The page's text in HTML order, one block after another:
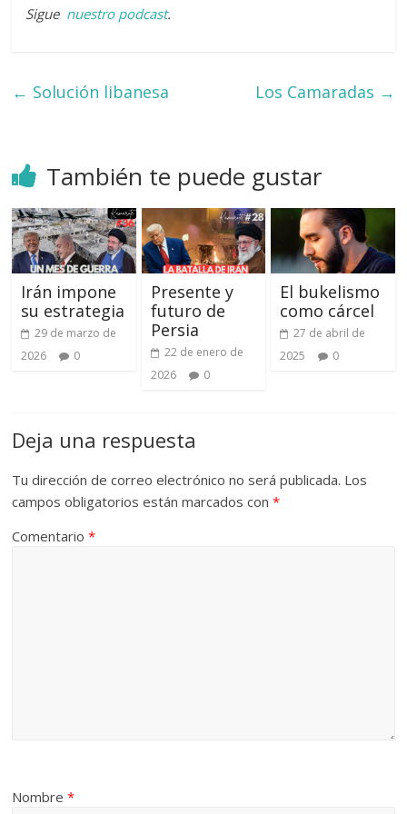
Sigue nuestro podcast.
← Solución libanesa Los Camaradas →
También te puede gustar
Irán impone
su estrategia
29 de marzo de
2026
0
Presente y
futuro de
Persia
22 de enero de
2026
0
El bukelismo
como cárcel
27 de abril de
2025
0
Deja una respuesta
Tu dirección de correo electrónico no será publicada. Los
campos obligatorios están marcados con*
Comentario*
Nombre*